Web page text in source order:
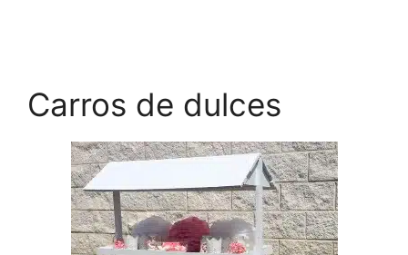
Carros de dulces